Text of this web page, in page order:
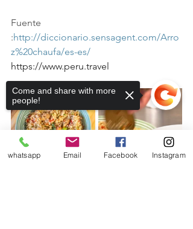
Fuente
:http://diccionario.sensagent.com/Arro
z%20chaufa/es-es/
https://www.peru.travel
whatsapp Email Facebook Instagram
Come and share with more
people!